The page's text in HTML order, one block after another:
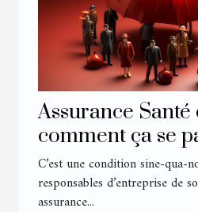
Assurance
comment ça se
son entreprise ?
C’est une condition sine-qua-
responsables d’entreprise de
assurance...